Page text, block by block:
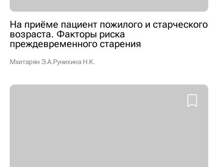
На приёме пациент пожилого и старческого
возраста. Факторы риска
преждевременного старения
Мхитарян Э.А.Рунихина Н.К.